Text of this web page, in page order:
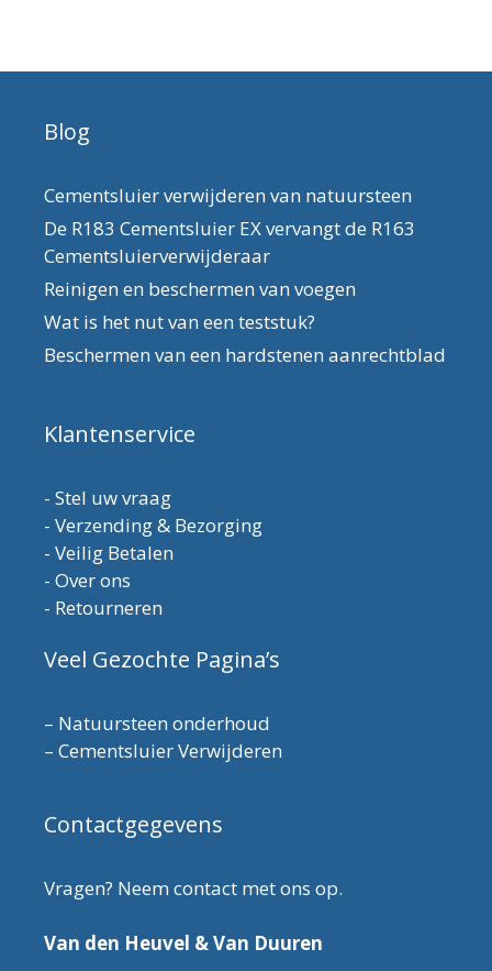
Blog
Cementsluier verwijderen van natuursteen
De R183 Cementsluier EX vervangt de R163
Cementsluierverwijderaar
Reinigen en beschermen van voegen
Wat is het nut van een teststuk?
Beschermen van een hardstenen aanrechtblad
Klantenservice
- Stel uw vraag
- Verzending & Bezorging
- Veilig Betalen
- Over ons
- Retourneren
Veel Gezochte Pagina’s
– Natuursteen onderhoud
– Cementsluier Verwijderen
Contactgegevens
Vragen? Neem contact met ons op.
Van den Heuvel & Van Duuren